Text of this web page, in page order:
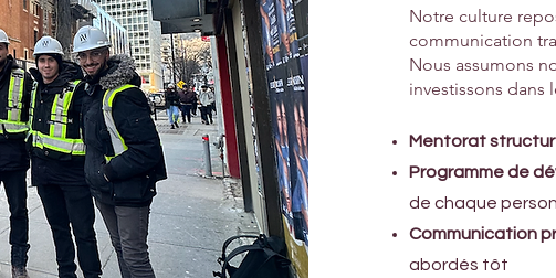
Notre culture
communication
Nous assumons
investissons dans
Mentorat
Programme de
de chaque
Communication
abordés tôt